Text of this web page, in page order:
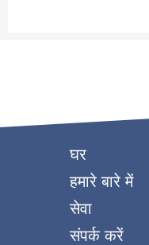
घर
हमारे बारे में
सेवा
संपर्क करें